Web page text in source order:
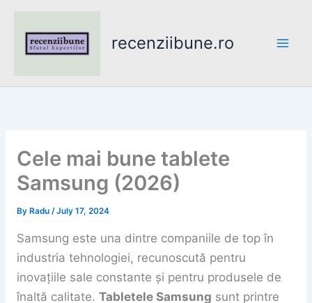
content
recenziibune.ro
Cele mai bune tablete
Samsung (2026)
By Radu /July 17, 2024
Samsung este una dintre companiile de top în
industria tehnologiei, recunoscută pentru
inovațiile sale constante și pentru produsele de
înaltă calitate. Tabletele Samsung sunt printre